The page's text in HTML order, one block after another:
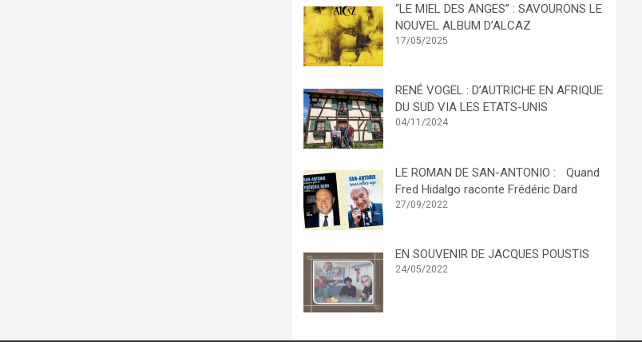
“LE MIEL DES ANGES” : SAVOURONS LE
NOUVEL ALBUM D’ALCAZ
17/05/2025
RENÉ VOGEL : D’AUTRICHE EN AFRIQUE
DU SUD VIA LES ETATS-UNIS
04/11/2024
LE ROMAN DE SAN-ANTONIO : Quand
Fred Hidalgo raconte Frédéric Dard
27/09/2022
EN SOUVENIR DE JACQUES POUSTIS
24/05/2022